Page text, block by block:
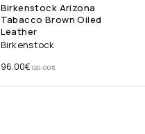
Birkenstock Arizona
Tabacco Brown Oiled
Leather
Birkenstock
120.00€
96.00€